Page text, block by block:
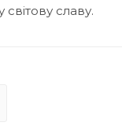
славу.